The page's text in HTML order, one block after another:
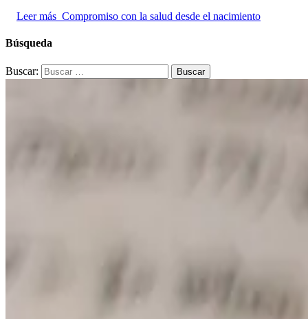
Leer más Compromiso con la salud desde el nacimiento
Búsqueda
Buscar: